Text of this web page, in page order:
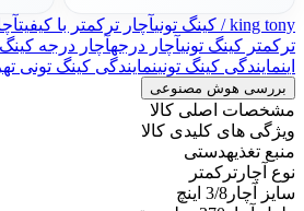
king tony / کینگ تونی آچار ترکمتر با کیفیت
ترکمتر کینگ تونیآچار درجهآچار درجه کینگ
اینمایندگی کینگ تونینمایندگی کینگ تونی
بررسی هوش مصنوعی
مشخصات اصلی کالا
ویژگی های کلیدی کالا
منبع تغذیهدستی
نوع آچار ترکمتر
سایز آچار 3/8 اینچ